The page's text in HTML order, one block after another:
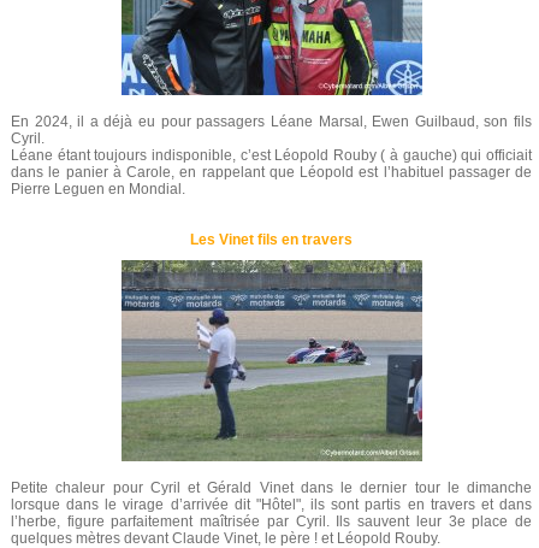
En 2024, il a déjà eu pour passagers Léane Marsal, Ewen Guilbaud, son fils
Cyril.
Léane étant toujours indisponible, c’est Léopold Rouby ( à gauche) qui officiait
dans le panier à Carole, en rappelant que Léopold est l’habituel passager de
Pierre Leguen en Mondial.
Les Vinet fils en travers
Petite chaleur pour Cyril et Gérald Vinet dans le dernier tour le dimanche
lorsque dans le virage d’arrivée dit "Hôtel", ils sont partis en travers et dans
l’herbe, figure parfaitement maîtrisée par Cyril. Ils sauvent leur 3e place de
quelques mètres devant Claude Vinet, le père ! et Léopold Rouby.